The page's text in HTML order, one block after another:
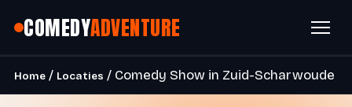
COMEDYADVENTURE
Home / Locaties / Comedy Show in Zuid-Scharwoude